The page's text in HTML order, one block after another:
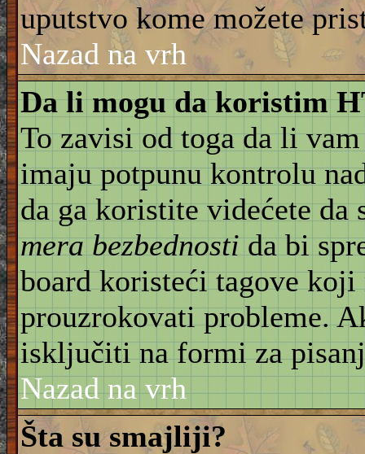
uputstvo kome možete
Nazad na vrh
Da li mogu da koristim
To zavisi od toga da li
imaju potpunu kontrolu
da ga koristite videćete da
mera bezbednostida bi
board koristeći tagove
prouzrokovati probleme.
isključiti na formi za
Nazad na vrh
Šta su smajliji?